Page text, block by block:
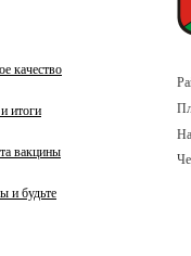
качество
итоги
вакцины
и будьте